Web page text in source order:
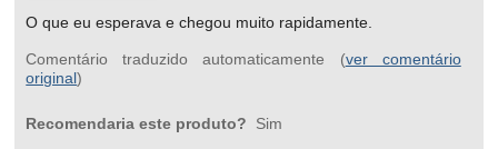
O que eu esperava e chegou muito rapidamente.
Comentário traduzido automaticamente (ver comentário
original)
Recomendaria este produto? Sim